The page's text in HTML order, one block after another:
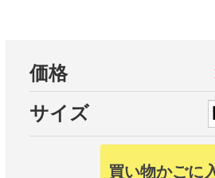
価格
サイズ